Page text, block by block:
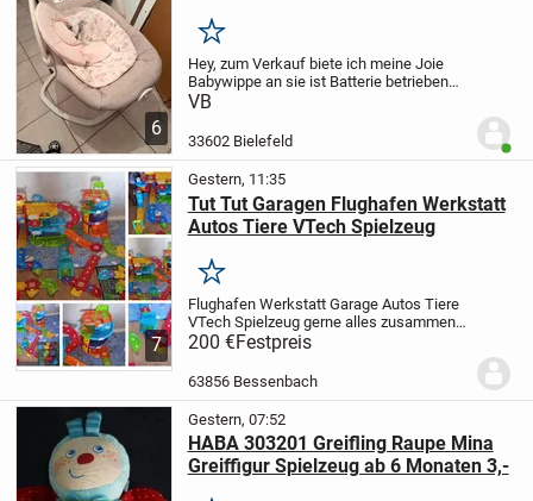
6
Merken
Hey, zum Verkauf biete ich meine Joie
Babywippe an sie ist Batterie betrieben
und noch relativ neuwertig. Bei Interesse
Nachrichten.
VB
33602 Bielefeld
7
Gestern, 11:35
Tut Tut Garagen Flughafen Werkstatt
Autos Tiere VTech Spielzeug
Merken
Flughafen Werkstatt Garage Autos Tiere
VTech Spielzeug gerne alles zusammen
für 200€ inklusive Versand oder Abholung
200 €Festpreis
63856 Bessenbach
Gestern, 07:52
HABA 303201 Greifling Raupe Mina
Greiffigur Spielzeug ab 6 Monaten 3,-